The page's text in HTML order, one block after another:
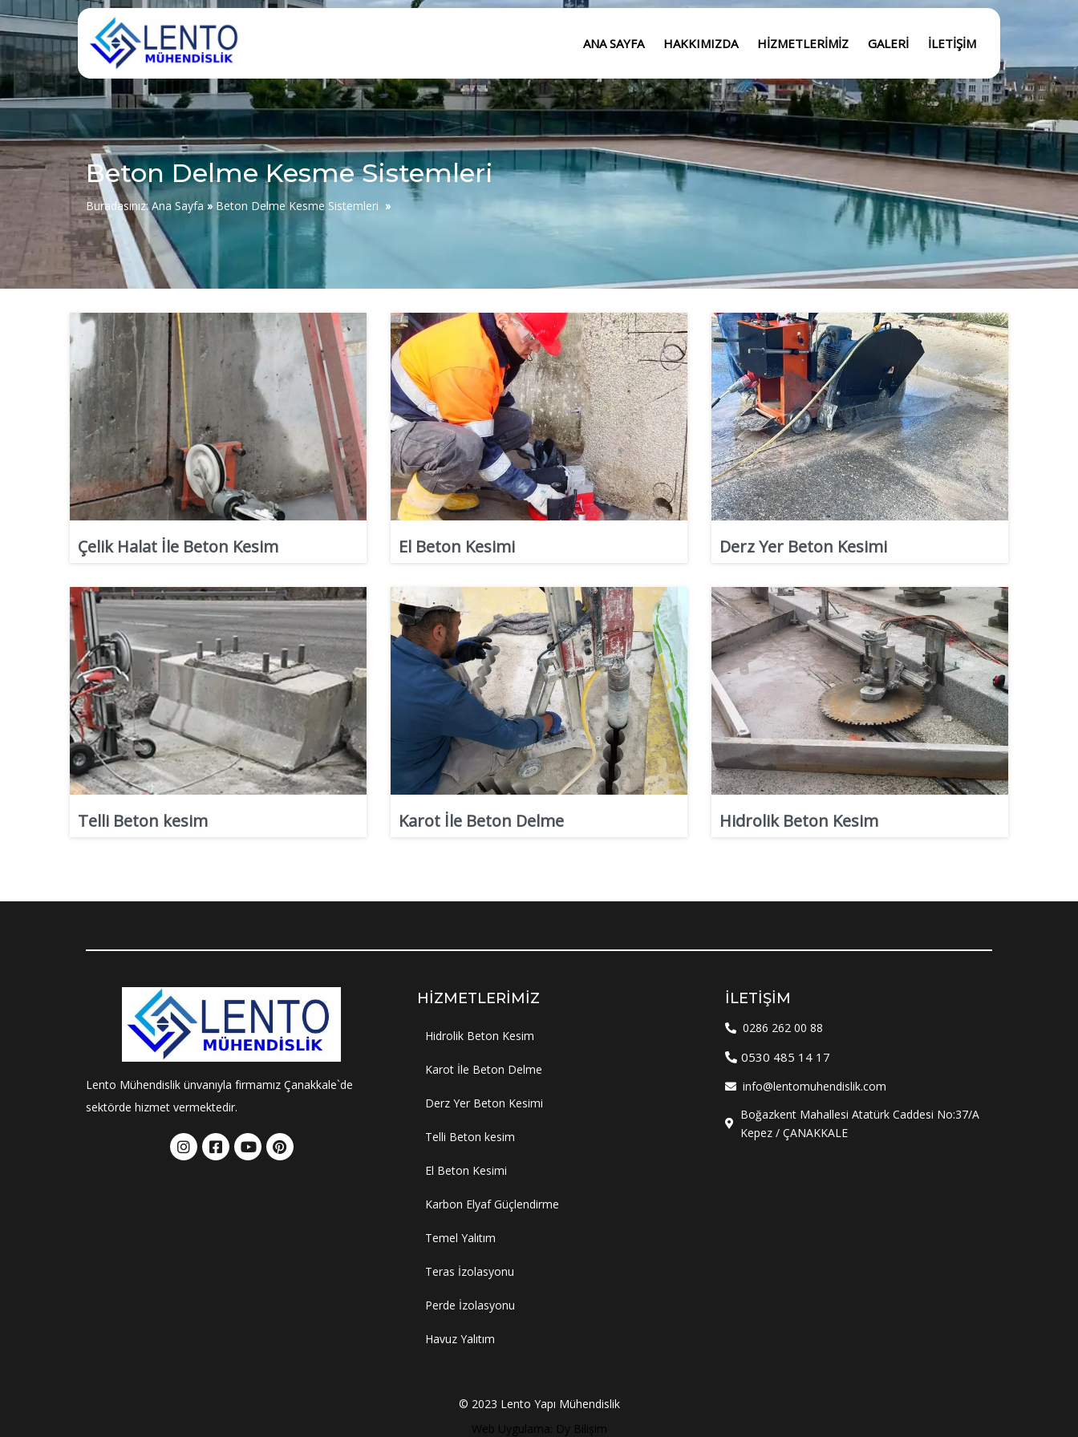
ANA SAYFA HAKKIMIZDA HIZMETLERIMIZ GALERI İLETIŞIM
Beton Delme Kesme Sistemleri
Buradasınız: Ana Sayfa » Beton Delme Kesme Sistemleri »
Çelik Halat İle Beton Kesim El Beton Kesimi Derz Yer Beton Kesimi
Telli Beton kesim Karot İle Beton Delme Hidrolik Beton Kesim
Lento Mühendislik ünvanıyla firmamız Çanakkale`de
sektörde hizmet vermektedir.
HIZMETLERIMIZ
Hidrolik Beton Kesim
Karot İle Beton Delme
Derz Yer Beton Kesimi
Telli Beton kesim
El Beton Kesimi
Karbon Elyaf Güçlendirme
Temel Yalıtım
Teras İzolasyonu
Perde İzolasyonu
Havuz Yalıtım
İLETIŞIM
0286 262 00 88
0530 485 14 17
info@lentomuhendislik.com
Boğazkent Mahallesi Atatürk Caddesi No:37/A
Kepez / ÇANAKKALE
© 2023 Lento Yapı Mühendislik
Web Uygulama: Dy Bilişim